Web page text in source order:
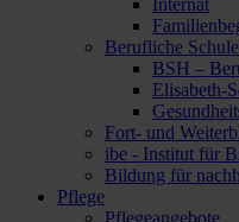
Berufliche
BSH –
Elisabeth-
Fort- und
ibe - Institut für
Bildung für
Pflege
Pflegeangebote